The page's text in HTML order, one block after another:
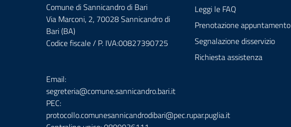
Comune di Sannicandro di Bari
Via Marconi, 2, 70028 Sannicandro di
Bari (BA)
Codice fiscale / P. IVA:00827390725
Email:
segreteria@comune.sannicandro.bari.it
PEC:
protocollo.comunesannicandrodibari@pec.rupar.puglia.it
Leggi le FAQ
Prenotazione appuntamento
Segnalazione disservizio
Richiesta assistenza